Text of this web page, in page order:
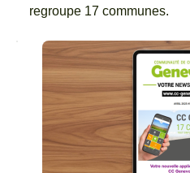
regroupe 17 communes.